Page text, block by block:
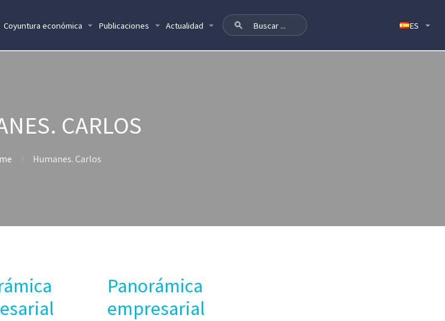
Coyuntura económica Publicaciones Actualidad
CARLOS
Humanes. Carlos
Panorámica
empresarial